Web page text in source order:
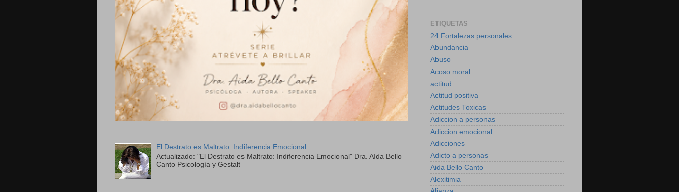
El Destrato es Maltrato: Indiferencia Emocional
Actualizado: "El Destrato es Maltrato: Indiferencia Emocional" Dra. Aída Bello
Canto Psicología y Gestalt
ETIQUETAS
24 Fortalezas personales
Abundancia
Abuso
Acoso moral
actitud
Actitud positiva
Actitudes Toxicas
Adiccion a personas
Adiccion emocional
Adicciones
Adicto a personas
Aida Bello Canto
Alexitimia